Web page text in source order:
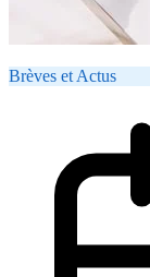
Brèves et Actus